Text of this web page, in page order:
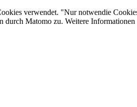
verwendet. "Nur notwendie
Matomo zu. Weitere